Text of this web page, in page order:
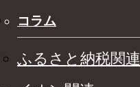
コラム
ふるさと納税関連